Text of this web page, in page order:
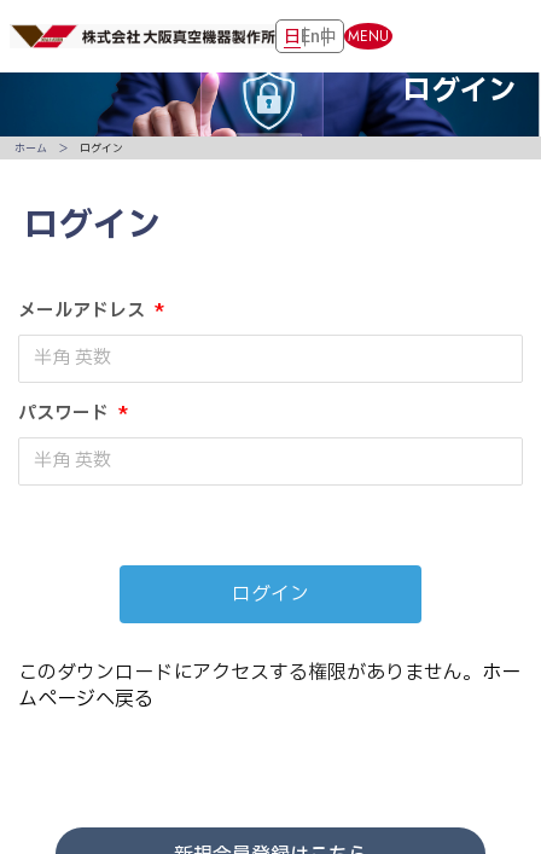
日En中 MENU
ログイン
ログイン
メールアドレス *
パスワード *
このダウンロードにアクセスする権限がありません。 ホー
ムページへ戻る
ホーム ログイン